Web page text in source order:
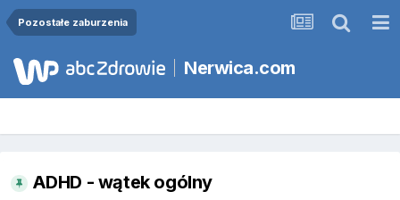
Pozostałe zaburzenia
Nerwica.com
ADHD - wątek ogólny